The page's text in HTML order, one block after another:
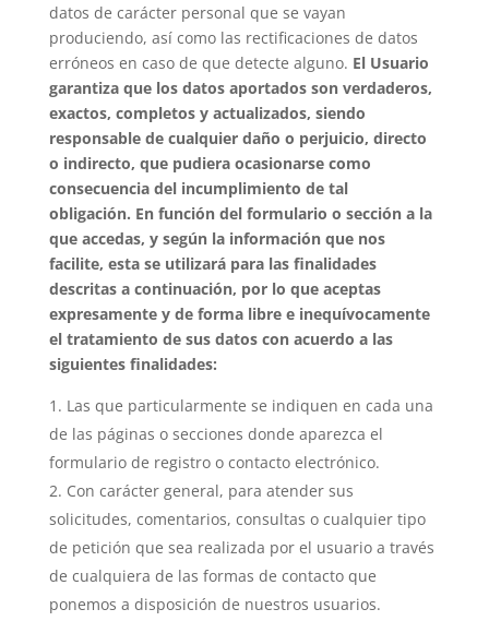
datos de carácter personal que se vayan
produciendo, así como las rectificaciones de datos
erróneos en caso de que detecte alguno. El Usuario
garantiza que los datos aportados son verdaderos,
exactos, completos y actualizados, siendo
responsable de cualquier daño o perjuicio, directo
o indirecto, que pudiera ocasionarse como
consecuencia del incumplimiento de tal
obligación. En función del formulario o sección a la
que accedas, y según la información que nos
facilite, esta se utilizará para las finalidades
descritas a continuación, por lo que aceptas
expresamente y de forma libre e inequívocamente
el tratamiento de sus datos con acuerdo a las
siguientes finalidades:
Las que particularmente se indiquen en cada una
de las páginas o secciones donde aparezca el
formulario de registro o contacto electrónico.
Con carácter general, para atender sus
solicitudes, comentarios, consultas o cualquier tipo
de petición que sea realizada por el usuario a través
de cualquiera de las formas de contacto que
ponemos a disposición de nuestros usuarios.